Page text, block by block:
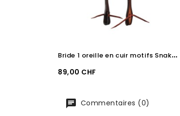
B
ride 1 oreille en cuir motifs Snake Pool's
Prix
89,00 CHF
Commentaires (0)